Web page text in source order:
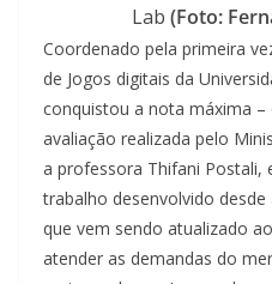
Lab (Foto:
Coordenado pela primeira
de Jogos digitais da
conquistou a nota máxima –
avaliação realizada pelo
a professora Thifani Postali,
trabalho desenvolvido
que vem sendo atualizado
atender as demandas do